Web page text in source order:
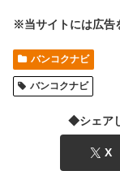
※当サイトには広告
バンコクナビ
バンコクナビ
◆シェア
X